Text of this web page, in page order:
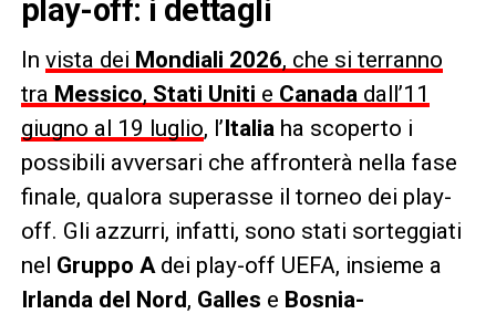
play-off: i dettagli
In vista dei Mondiali 2026, che si terranno
tra Messico, Stati Uniti e Canadadall’11
giugno al 19 luglio, l’Italiaha scoperto i
possibili avversari che affronterà nella fase
finale, qualora superasse il torneo dei play-
off. Gli azzurri, infatti, sono stati sorteggiati
nel Gruppo Adei play-off UEFA, insieme a
Irlanda del Nord, Galles e Bosnia-